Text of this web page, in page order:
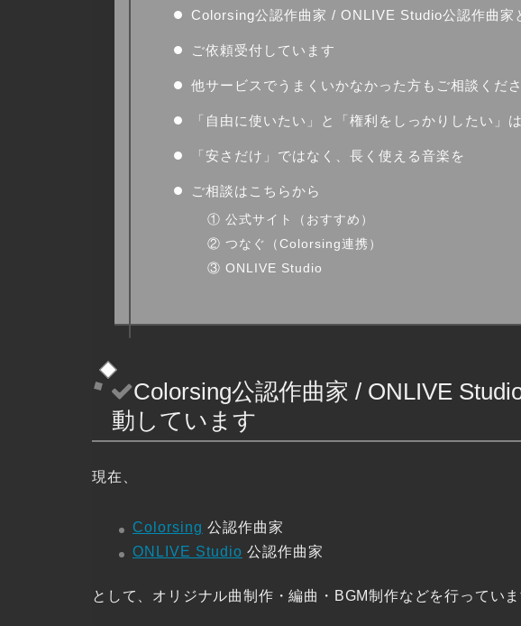
Colorsing公認作曲家 / ONLIVE Studio公認作曲家
ご依頼受付しています
他サービスでうまくいかなかった方もご相談くだ
「自由に使いたい」と「権利をしっかりしたい」
「安さだけ」ではなく、長く使える音楽を
ご相談はこちらから
① 公式サイト（おすすめ）
② つなぐ（Colorsing連携）
③ ONLIVE Studio
Colorsing公認作曲家 / ONLIVE
動しています
現在、
Colorsing 公認作曲家
ONLIVE Studio 公認作曲家
として、オリジナル曲制作・編曲・BGM制作などを行っていま